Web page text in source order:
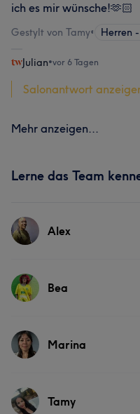
ich es mir wünsche!🫶🏻
Gestylt von Tamy• Herren
Julian•vor 6 Tagen
Salonantwort
Mehr anzeigen...
Lerne das Team
Alex
Services
Was unsere Kunden
Freundlich 13
Bea
Services
Marina
Info
Tamy